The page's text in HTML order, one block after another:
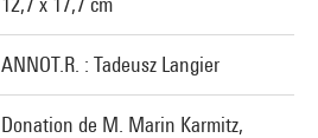
ANNOT.R. : Tadeusz Langier
Donation de M. Marin Karmitz,